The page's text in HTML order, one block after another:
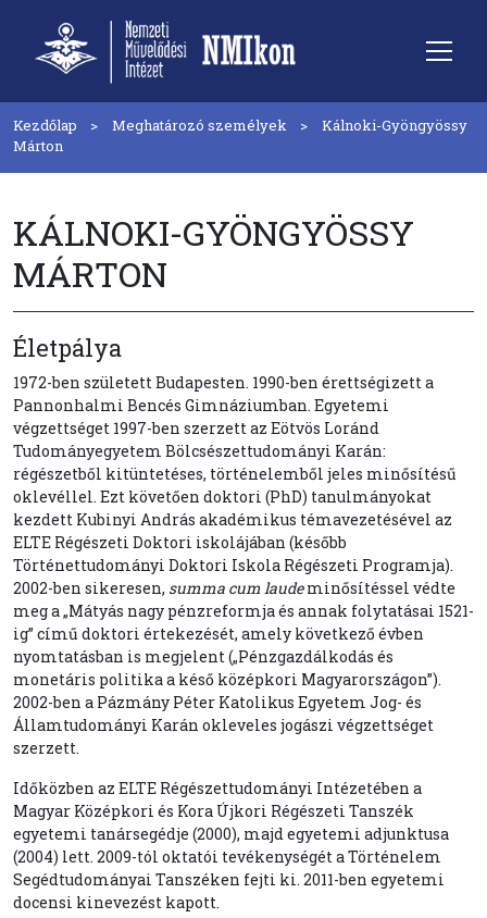
Kezdőlap Meghatározó személyek
Kálnoki-Gyöngyössy
Márton
KÁLNOKI-GYÖNGYÖSSY
MÁRTON
Életpálya
1972-ben született Budapesten. 1990-ben érettségizett a
Pannonhalmi Bencés Gimnáziumban. Egyetemi
végzettséget 1997-ben szerzett az Eötvös Loránd
Tudományegyetem Bölcsészettudományi Karán:
régészetből kitüntetéses, történelemből jeles minősítésű
oklevéllel. Ezt követően doktori (PhD) tanulmányokat
kezdett Kubinyi András akadémikus témavezetésével az
ELTE Régészeti Doktori iskolájában (később
Történettudományi Doktori Iskola Régészeti Programja).
2002-ben sikeresen, summa cum laudeminősítéssel védte
meg a „Mátyás nagy pénzreformja és annak folytatásai 1521-
ig” című doktori értekezését, amely következő évben
nyomtatásban is megjelent („Pénzgazdálkodás és
monetáris politika a késő középkori Magyarországon”).
2002-ben a Pázmány Péter Katolikus Egyetem Jog- és
Államtudományi Karán okleveles jogászi végzettséget
szerzett.
Időközben az ELTE Régészettudományi Intézetében a
Magyar Középkori és Kora Újkori Régészeti Tanszék
egyetemi tanársegédje (2000), majd egyetemi adjunktusa
(2004) lett. 2009-tól oktatói tevékenységét a Történelem
Segédtudományai Tanszéken fejti ki. 2011-ben egyetemi
docensi kinevezést kapott.